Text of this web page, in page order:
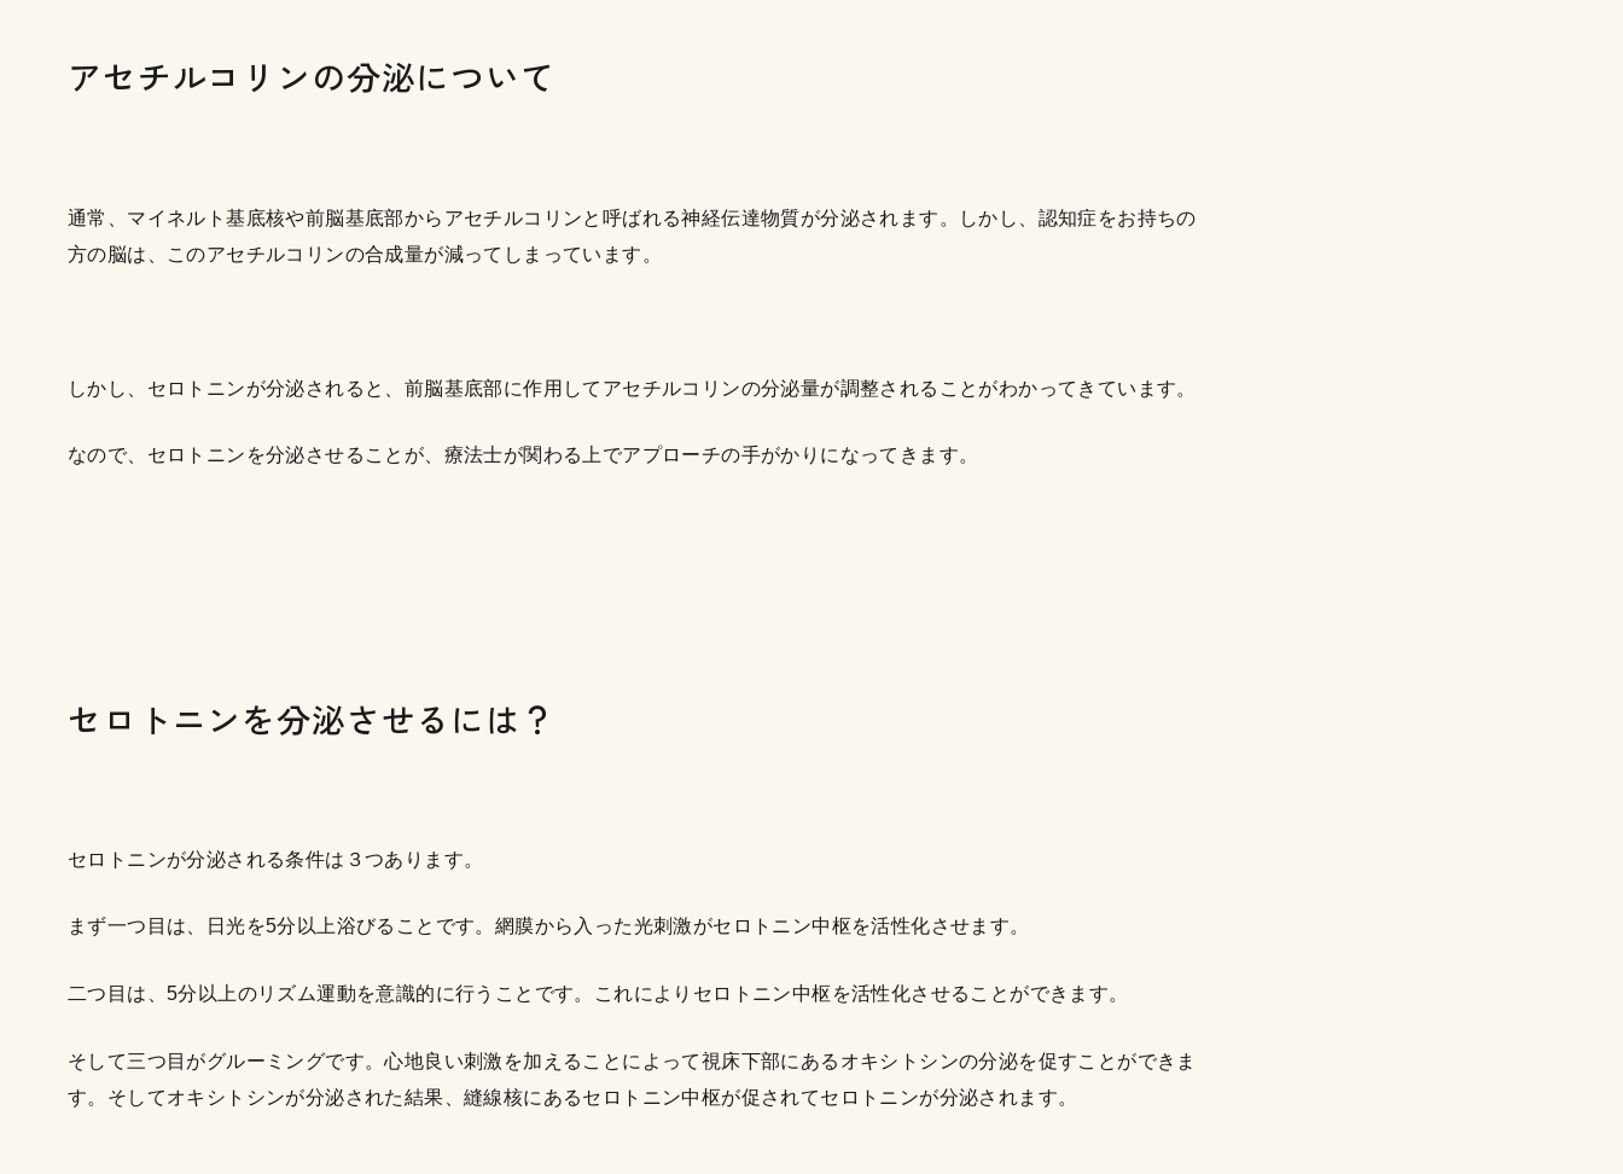
アセチルコリンの分泌について
通常、マイネルト基底核や前脳基底部からアセチルコリンと呼ばれる神経伝達物質が分泌されます。しかし、認知症をお持ちの
方の脳は、このアセチルコリンの合成量が減ってしまっています。
しかし、セロトニンが分泌されると、前脳基底部に作用してアセチルコリンの分泌量が調整されることがわかってきています。
なので、セロトニンを分泌させることが、療法士が関わる上でアプローチの手がかりになってきます。
セロトニンを分泌させるには？
セロトニンが分泌される条件は３つあります。
まず一つ目は、日光を5分以上浴びることです。網膜から入った光刺激がセロトニン中枢を活性化させます。
二つ目は、5分以上のリズム運動を意識的に行うことです。これによりセロトニン中枢を活性化させることができます。
そして三つ目がグルーミングです。心地良い刺激を加えることによって視床下部にあるオキシトシンの分泌を促すことができま
す。そしてオキシトシンが分泌された結果、縫線核にあるセロトニン中枢が促されてセロトニンが分泌されます。